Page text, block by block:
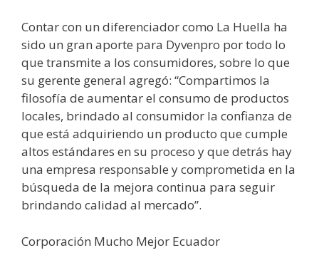
Contar con un diferenciador como La Huella ha
sido un gran aporte para Dyvenpro por todo lo
que transmite a los consumidores, sobre lo que
su gerente general agregó: “Compartimos la
filosofía de aumentar el consumo de productos
locales, brindado al consumidor la confianza de
que está adquiriendo un producto que cumple
altos estándares en su proceso y que detrás hay
una empresa responsable y comprometida en la
búsqueda de la mejora continua para seguir
brindando calidad al mercado”.
Corporación Mucho Mejor Ecuador